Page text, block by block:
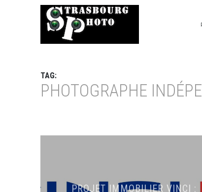
TAG:
PHOTOGRAPHE
PROJET IMMOBILIER VINCI :